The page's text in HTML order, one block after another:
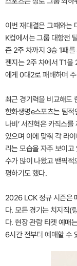
이번 재대결은 그때와는
K컵에서는 그룹 대항전
즌 2주 차까지 3승 1패
젠지는 2주 차에서 T1을
에게 0대2로 패배하며
최근 경기력을 비교해도
한화생명e스포츠는 팀적
나비’ 서진혁은 카직스
있으며 이에 맞춰 각 라
리는 모습을 자주 보이
수가 많이 나왔고 밴픽
평하기도 했다.
2026 LCK 정규 시즌은
다. 모든 경기는 치지직(
다. 현장 관람 티켓 예매
6시간 전부터 예매할 수